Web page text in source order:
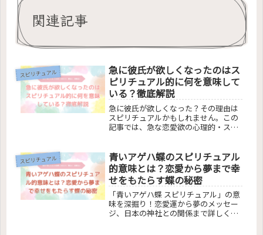
関連記事
スピリチュアル
急に彼氏が欲しくなったのはス
ピリチュアル的に何を意味して
いる？徹底解説
急に彼氏が欲しくなった？その理由は
スピリチュアルかもしれません。この
記事では、急な恋愛欲の心理的・スピ
るかを解説します。自分磨きから宇宙
のエネルギーとの同調まで、恋愛をス
ピリチュアルな視点で捉え、豊かな関
係を築くためのヒントをお伝えしま
す。
スピリチュアル
青いアゲハ蝶のスピリチュアル
的意味とは？恋愛から夢まで幸
せをもたらす蝶の秘密
「青いアゲハ蝶 スピリチュアル」の意
味を深掘り！恋愛運から夢のメッセー
ジ、日本の神社との関係まで詳しく解